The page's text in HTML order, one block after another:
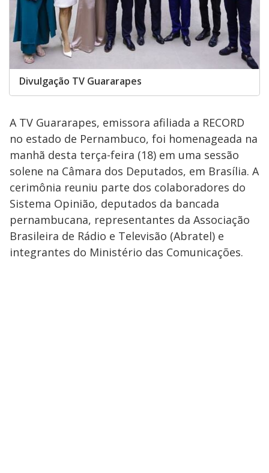
Divulgação TV Guararapes
A TV Guararapes, emissora afiliada a RECORD
no estado de Pernambuco, foi homenageada na
manhã desta terça-feira (18) em uma sessão
solene na Câmara dos Deputados, em Brasília. A
cerimônia reuniu parte dos colaboradores do
Sistema Opinião, deputados da bancada
pernambucana, representantes da Associação
Brasileira de Rádio e Televisão (Abratel) e
integrantes do Ministério das Comunicações.